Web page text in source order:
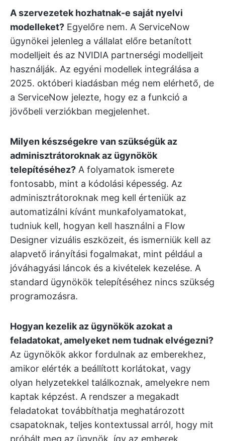
A szervezetek hozhatnak-e saját nyelvi
modelleket? Egyelőre nem. A ServiceNow
ügynökei jelenleg a vállalat előre betanított
modelljeit és az NVIDIA partnerségi modelljeit
használják. Az egyéni modellek integrálása a
2025. októberi kiadásban még nem elérhető, de
a ServiceNow jelezte, hogy ez a funkció a
jövőbeli verziókban megjelenhet.
Milyen készségekre van szükségük az
adminisztrátoroknak az ügynökök
telepítéséhez? A folyamatok ismerete
fontosabb, mint a kódolási képesség. Az
adminisztrátoroknak meg kell érteniük az
automatizálni kívánt munkafolyamatokat,
tudniuk kell, hogyan kell használni a Flow
Designer vizuális eszközeit, és ismerniük kell az
alapvető irányítási fogalmakat, mint például a
jóváhagyási láncok és a kivételek kezelése. A
standard ügynökök telepítéséhez nincs szükség
programozásra.
Hogyan kezelik az ügynökök azokat a
feladatokat, amelyeket nem tudnak elvégezni?
Az ügynökök akkor fordulnak az emberekhez,
amikor elérték a beállított korlátokat, vagy
olyan helyzetekkel találkoznak, amelyekre nem
kaptak képzést. A rendszer a megakadt
feladatokat továbbíthatja meghatározott
csapatoknak, teljes kontextussal arról, hogy mit
próbált meg az ügynök, így az emberek